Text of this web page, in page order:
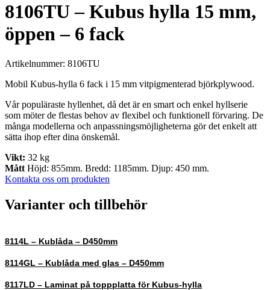
8106TU – Kubus hylla 15 mm,
öppen – 6 fack
Artikelnummer: 8106TU
Mobil Kubus-hylla 6 fack i 15 mm vitpigmenterad björkplywood.
Vår populäraste hyllenhet, då det är en smart och enkel hyllserie
som möter de flestas behov av flexibel och funktionell förvaring. De
många modellerna och anpassningsmöjligheterna gör det enkelt att
sätta ihop efter dina önskemål.
Vikt: 32 kg
Mått Höjd: 855mm. Bredd: 1185mm. Djup: 450 mm.
Kontakta oss om produkten
Varianter och tillbehör
8114L – Kublåda – D450mm
8114GL – Kublåda med glas – D450mm
8117LD – Laminat på toppplatta för Kubus-hylla